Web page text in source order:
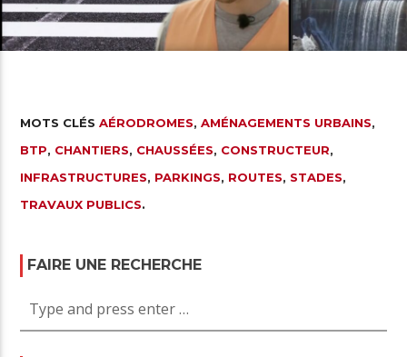
Constructeur en voirie urbaine
MOTS CLÉSAÉRODROMES,AMÉNAGEMENTS URBAINS,
BTP, CHANTIERS, CHAUSSÉES, CONSTRUCTEUR,
INFRASTRUCTURES, PARKINGS, ROUTES, STADES,
TRAVAUX PUBLICS.
FAIRE UNE RECHERCHE